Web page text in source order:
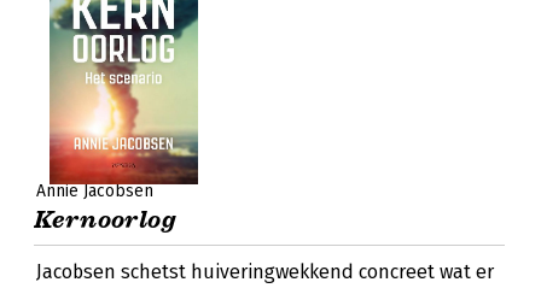
Annie Jacobsen
Kernoorlog
Jacobsen schetst huiveringwekkend concreet wat er